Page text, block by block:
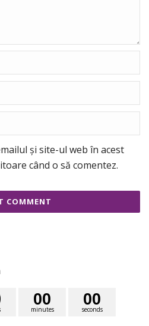
și site-ul web în acest
când o să comentez.
minutes
00
seconds
00